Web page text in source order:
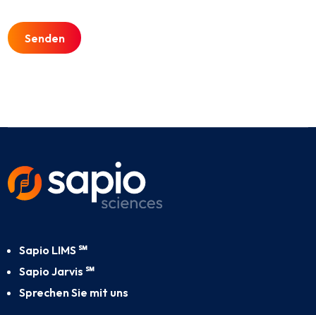
Sapio LIMS ℠
Sapio Jarvis ℠
Sprechen Sie mit uns